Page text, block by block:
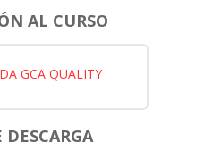
AL CURSO
GCA QUALITY